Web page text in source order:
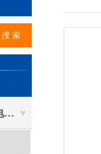
大台面电子地磅（广东地磅）电子汽车衡